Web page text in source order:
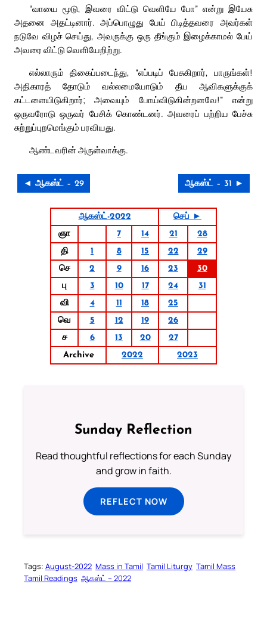
“வாயை மூடு, இவரை விட்டு வெளியே போ” என்று இயேசு
அதனை அதட்டினார். அப்பொழுது பேய் பிடித்தவரை அவர்கள்
நடுவே விழச் செய்து, அவருக்கு ஒரு தீங்கும் இழைக்காமல் பேய்
அவரை விட்டு வெளியேறிற்று.
எல்லாரும் திகைப்படைந்து, “எப்படிப் பேசுகிறார், பாருங்கள்!
அதிகாரத் தோடும் வல்லமையோடும் தீய ஆவிகளுக்குக்
கட்டளையிடுகிறார்; அவையும் போய்விடுகின்றனவே!” என்று
ஒருவரோடு ஒருவர் பேசிக் கொண்டனர். அவரைப் பற்றிய பேச்சு
சுற்றுப்புறமெங்கும் பரவியது.
ஆண்டவரின் அருள்வாக்கு.
◄ ஆகஸ்ட் – 29 ஆகஸ்ட் – 31 ►
ஆகஸ்ட்-2022
செப் ►
ஞா
7 14 21
28
தி
1 8 15 22
29
செ
2 9 16 23
30
பு
3 10 17 24
31
வி
4 11 18
25
வெ
5 12 19
26
ச
6 13 20
27
Archive
2022 2023
Sunday Reflection
Read thoughtful reflections for each Sunday
and grow in faith.
REFLECT NOW
Tags: August-2022 Mass in Tamil Tamil Liturgy Tamil Mass
Tamil Readings ஆகஸ்ட் – 2022